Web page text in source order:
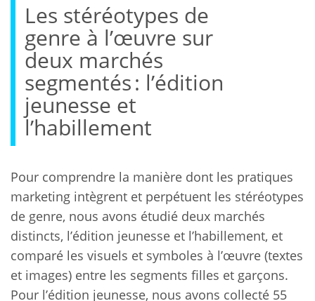
Les stéréotypes de
genre à l’œuvre sur
deux marchés
segmentés : l’édition
jeunesse et
l’habillement
Pour comprendre la manière dont les pratiques
marketing intègrent et perpétuent les stéréotypes
de genre, nous avons étudié deux marchés
distincts, l’édition jeunesse et l’habillement, et
comparé les visuels et symboles à l’œuvre (textes
et images) entre les segments filles et garçons.
Pour l’édition jeunesse, nous avons collecté 55